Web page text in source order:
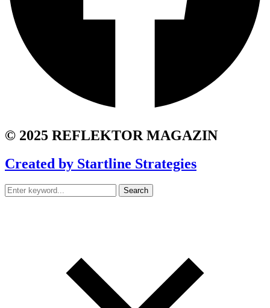
© 2025 REFLEKTOR MAGAZIN
Created by Startline Strategies
Search